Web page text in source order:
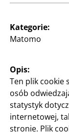
Kariera
Jakość
Kontakt
Strefa Klienta
Kategorie:
Matomo
Opis:
Ten plik cookie
osób
statystyk
internetowej,
stronie. Plik